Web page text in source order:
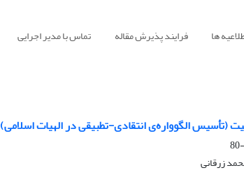
ها فرایند پذیرش مقاله تماس با مدیر اجرایی
(تأسیس الگوواره‌ی انتقادی-تطبیقی در الهیات اسلامی)
زرقانی